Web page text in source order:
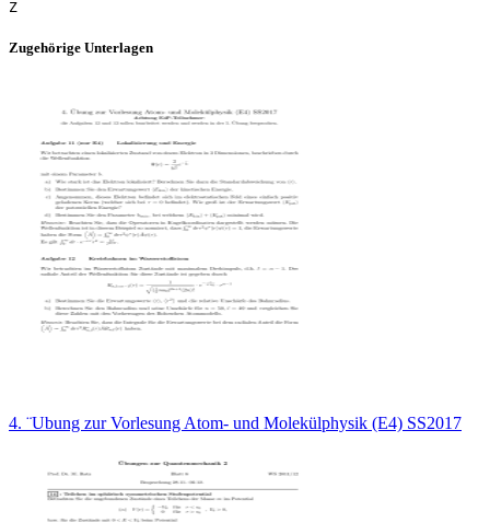
Zugehörige Unterlagen
4. ¨Ubung zur Vorlesung Atom- und Molekülphysik (E4) SS2017